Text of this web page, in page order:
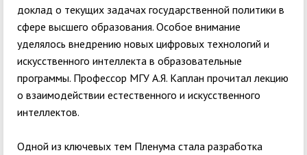
доклад о текущих задачах государственной политики в
сфере высшего образования. Особое внимание
уделялось внедрению новых цифровых технологий и
искусственного интеллекта в образовательные
программы. Профессор МГУ А.Я. Каплан прочитал лекцию
о взаимодействии естественного и искусственного
интеллектов.
Одной из ключевых тем Пленума стала разработка